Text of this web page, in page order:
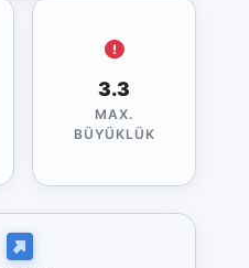
3.3
MAX.
BÜYÜKLÜK